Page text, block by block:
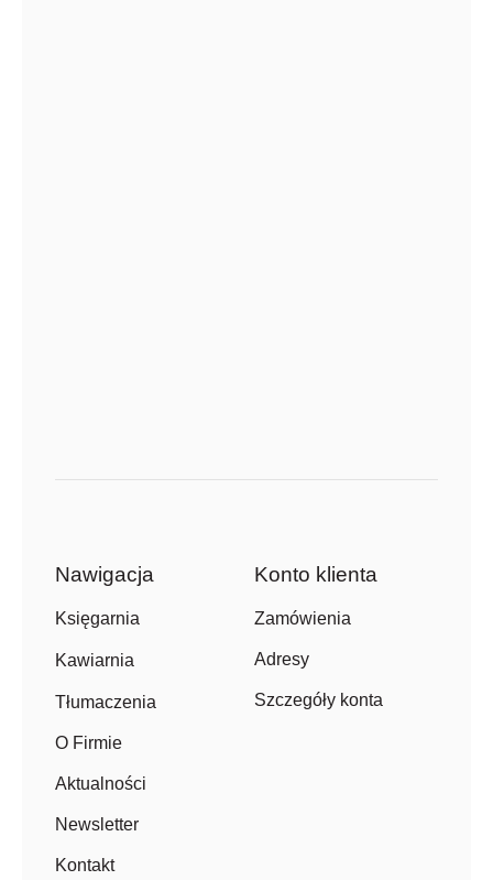
Nawigacja
Księgarnia
Kawiarnia
Tłumaczenia
O Firmie
Aktualności
Newsletter
Kontakt
Konto klienta
Zamówienia
Adresy
Szczegóły konta